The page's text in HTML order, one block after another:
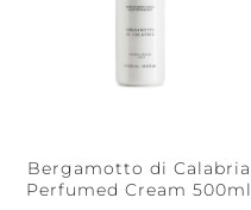
Bergamotto di Calabria
Perfumed Cream 500ml